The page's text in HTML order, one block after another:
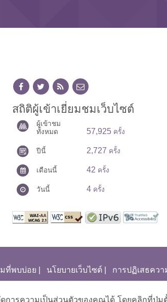
สถิติผู้เข้าเยี่ยมชมเว็บไซต์
ผู้เข้าชม
ทั้งหมด
57,925 ครั้ง
ปีนี้ 2,727 ครั้ง
เดือนนี้ 42 ครั้ง
วันนี้ 4 ครั้ง
ที่พบบ่อย นโยบายเว็บไซต์ การปฏิเสธควา
การความเป็นส่วนตัวของคุณได้ โดยคลิกที่ปุ่ม